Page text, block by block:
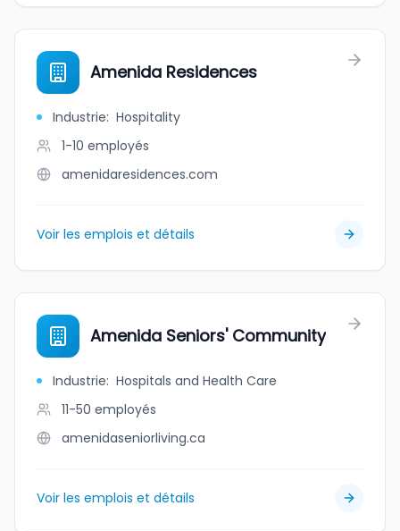
Amenida Residences
Industrie: Hospitality
1-10 employés
amenidaresidences.com
Voir les emplois et détails
Amenida Seniors' Community
Industrie: Hospitals and Health Care
11-50 employés
amenidaseniorliving.ca
Voir les emplois et détails